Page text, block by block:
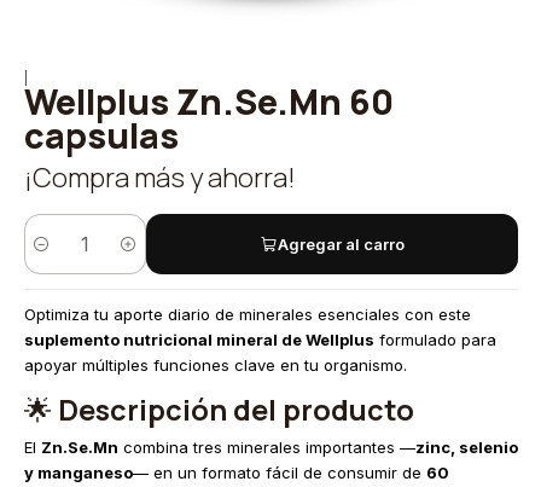
Wellplus Zn.Se.Mn 60
capsulas
¡Compra más y ahorra!
Cantidad
Agregar al carro
Optimiza tu aporte diario de minerales esenciales con este
suplemento nutricional mineral de Wellplus formulado para
apoyar múltiples funciones clave en tu organismo.
🌟 Descripción del producto
El Zn.Se.Mn combina tres minerales importantes —zinc, selenio
y manganeso— en un formato fácil de consumir de 60